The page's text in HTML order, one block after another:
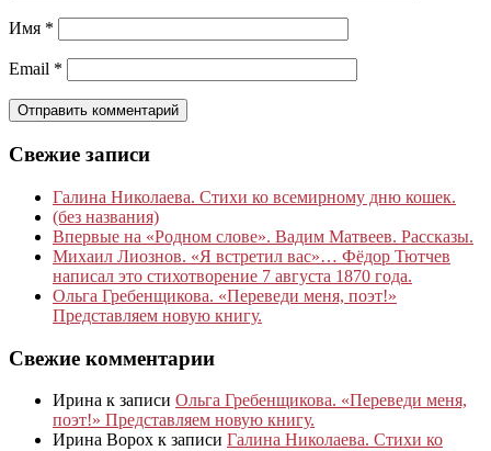
Имя *
Email *
Свежие записи
Галина Николаева. Стихи ко всемирному дню кошек.
(без названия)
Впервые на «Родном слове». Вадим Матвеев. Рассказы.
Михаил Лиознов. «Я встретил вас»… Фёдор Тютчев
написал это стихотворение 7 августа 1870 года.
Ольга Гребенщикова. «Переведи меня, поэт!»
Представляем новую книгу.
Свежие комментарии
Ирина к записи Ольга Гребенщикова. «Переведи меня,
поэт!» Представляем новую книгу.
Ирина Ворох к записи Галина Николаева. Стихи ко